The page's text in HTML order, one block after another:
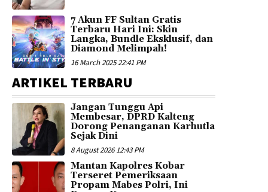
7 Akun FF Sultan Gratis
Terbaru Hari Ini: Skin
Langka, Bundle Eksklusif, dan
Diamond Melimpah!
16 March 2025 22:41 PM
ARTIKEL TERBARU
Jangan Tunggu Api
Membesar, DPRD Kalteng
Dorong Penanganan Karhutla
Sejak Dini
8 August 2026 12:43 PM
Mantan Kapolres Kobar
Terseret Pemeriksaan
Propam Mabes Polri, Ini